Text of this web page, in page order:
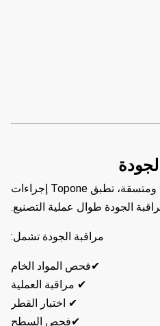
لضمان جودة منتج موثوقة ومتسقة، تطبق Topone إجراءات
الجودة طوال عملية التصنيع.
مراقبة الجودة تشمل:
✔فحص المواد الخام
✔ مراقبة العملية
✔ اختبار القطر
✔فحص السطح